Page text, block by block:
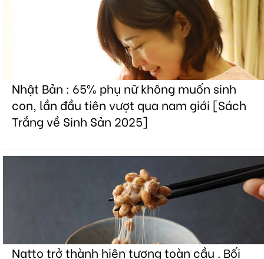
Nhật Bản : 65% phụ nữ không muốn sinh
con, lần đầu tiên vượt qua nam giới [Sách
Trắng về Sinh Sản 2025]
Natto trở thành hiện tượng toàn cầu . Bối